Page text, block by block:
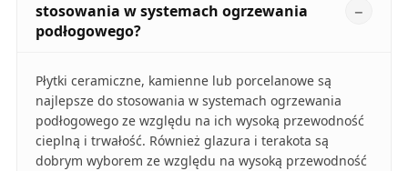
stosowania w systemach ogrzewania
podłogowego?
Płytki ceramiczne, kamienne lub porcelanowe są
najlepsze do stosowania w systemach ogrzewania
podłogowego ze względu na ich wysoką przewodność
cieplną i trwałość. Również glazura i terakota są
dobrym wyborem ze względu na wysoką przewodność